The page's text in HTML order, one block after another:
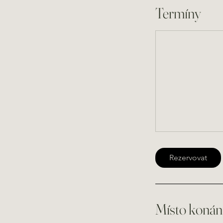
Termíny
Rezervovat
Místo